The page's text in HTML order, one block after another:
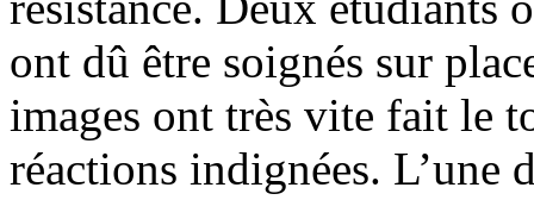
ont dû être soignés sur
images ont très vite fait le
réactions indignées. L’une